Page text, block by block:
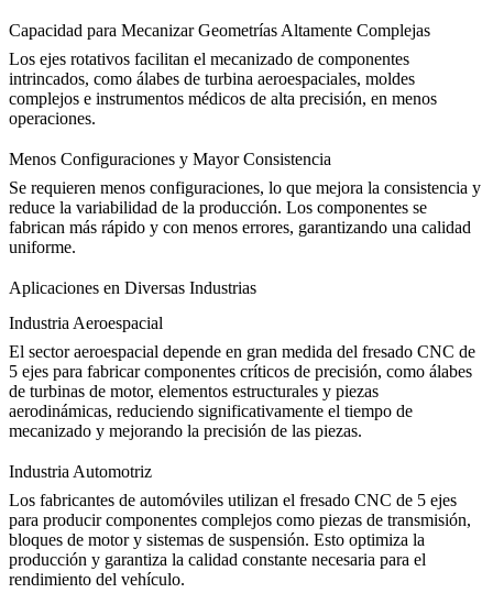
Capacidad para Mecanizar Geometrías Altamente Complejas
Los ejes rotativos facilitan el mecanizado de componentes
intrincados, como álabes de turbina aeroespaciales, moldes
complejos e instrumentos médicos de alta precisión, en menos
operaciones.
Menos Configuraciones y Mayor Consistencia
Se requieren menos configuraciones, lo que mejora la consistencia y
reduce la variabilidad de la producción. Los componentes se
fabrican más rápido y con menos errores, garantizando una calidad
uniforme.
Aplicaciones en Diversas Industrias
Industria Aeroespacial
El sector aeroespacial depende en gran medida del fresado CNC de
5 ejes para fabricar componentes críticos de precisión, como álabes
de turbinas de motor, elementos estructurales y piezas
aerodinámicas, reduciendo significativamente el tiempo de
mecanizado y mejorando la precisión de las piezas.
Industria Automotriz
Los fabricantes de automóviles utilizan el fresado CNC de 5 ejes
para producir componentes complejos como piezas de transmisión,
bloques de motor y sistemas de suspensión. Esto optimiza la
producción y garantiza la calidad constante necesaria para el
rendimiento del vehículo.